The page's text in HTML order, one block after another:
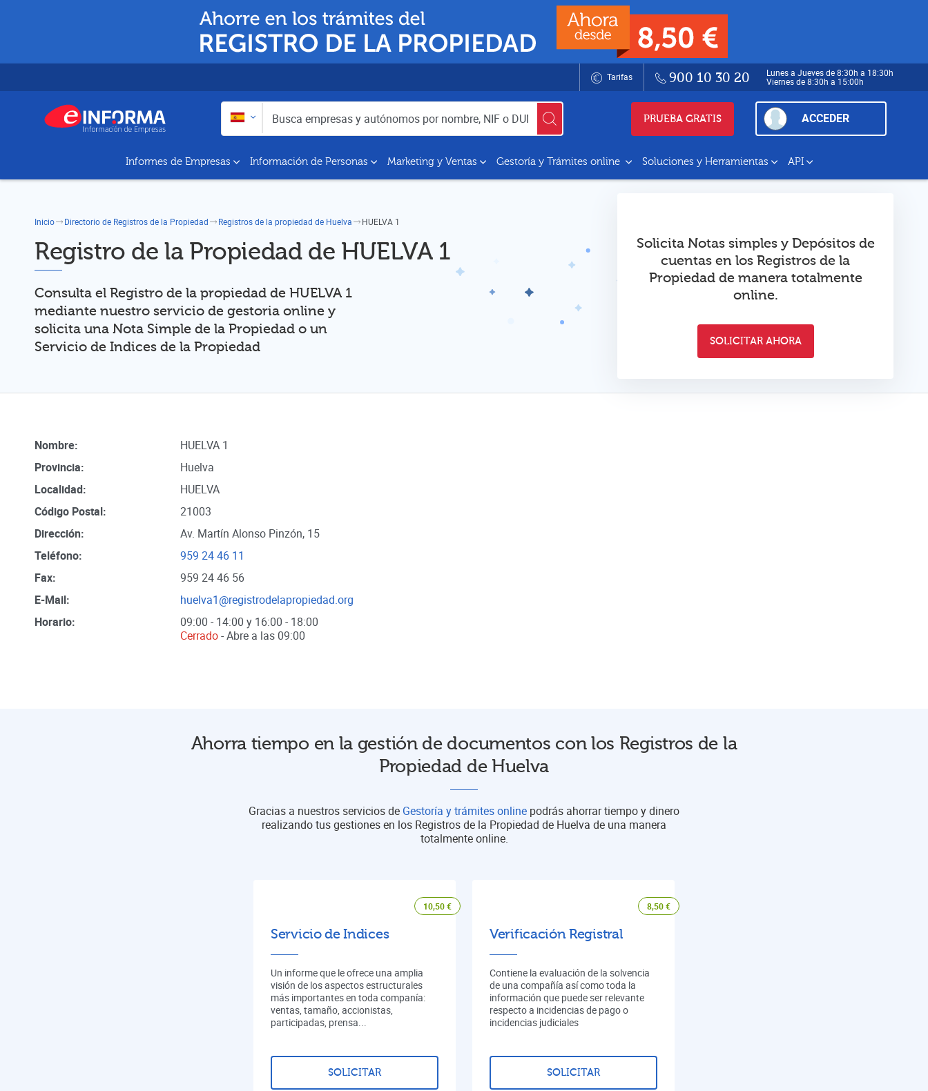
Tarifas 900 10 30 20
Lunes a Jueves de 8:30h a 18:30h
Viernes de 8:30h a 15:00h
PRUEBA GRATIS ACCEDER
Informes de Empresas Información de Personas Marketing y Ventas Gestoría y Trámites online Soluciones y Herramientas API
Inicio Directorio de Registros de la Propiedad Registros de la propiedad de Huelva HUELVA 1
Registro de la Propiedad de HUELVA 1
Consulta el Registro de la propiedad de HUELVA 1
mediante nuestro servicio de gestoria online y
solicita una Nota Simple de la Propiedad o un
Servicio de Indices de la Propiedad
Solicita Notas simples y Depósitos de
cuentas en los Registros de la
Propiedad de manera totalmente
online.
SOLICITAR AHORA
Nombre:
HUELVA 1
Provincia:
Huelva
Localidad:
HUELVA
Código Postal:
21003
Dirección:
Av. Martín Alonso Pinzón, 15
Teléfono:
959 24 46 11
Fax:
959 24 46 56
E-Mail:
huelva1@registrodelapropiedad.org
Horario:
09:00 - 14:00 y 16:00 - 18:00
Cerrado- Abre a las 09:00
Ahorra tiempo en la gestión de documentos con los Registros de la
Propiedad de Huelva
Gracias a nuestros servicios de Gestoría y trámites online podrás ahorrar tiempo y dinero
realizando tus gestiones en los Registros de la Propiedad de Huelva de una manera
totalmente online.
10,50€
Servicio de Indices
Un informe que le ofrece una amplia
visión de los aspectos estructurales
más importantes en toda companía:
ventas, tamaño, accionistas,
participadas, prensa...
SOLICITAR
8,50€
Verificación Registral
Contiene la evaluación de la solvencia
de una compañía así como toda la
información que puede ser relevante
respecto a incidencias de pago o
incidencias judiciales
SOLICITAR